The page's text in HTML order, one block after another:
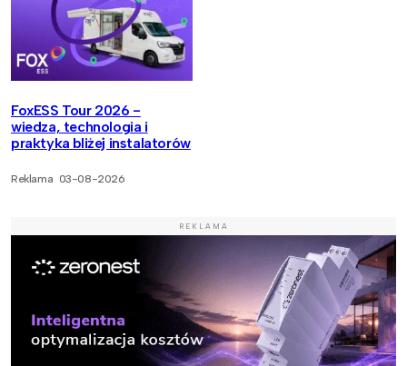
FoxESS Tour 2026 -
wiedza, technologia i
praktyka bliżej instalatorów
Reklama 03-08-2026
REKLAMA